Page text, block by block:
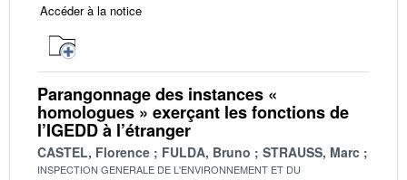
Accéder à la notice
Parangonnage des instances «
homologues » exerçant les fonctions de
l’IGEDD à l’étranger
CASTEL, Florence FULDA, Bruno STRAUSS, Marc
INSPECTION GENERALE DE L'ENVIRONNEMENT ET DU